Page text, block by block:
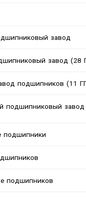
завод
завод (28
подшипников (11
подшипниковый завод
подшипники
подшипников